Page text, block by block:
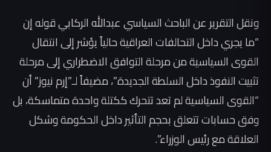
ونقل التقرير عن الباحث السياسي عبدالله الركابي قوله إن
“ما يجري داخل التحالفات العراقية حالياً يؤشر إلى انتقال
القوى السياسية من مرحلة التوافق الاضطراري إلى مرحلة
تثبيت النفوذ داخل السلطة الجديدة”، مضيفاً لـ”إرم نيوز” أن
“القوى السياسية لم تعد تتحرك ككتلة واحدة متماسكة، بل
وفق حسابات تتعلق بحجم التأثير داخل الحكومة وشكل
العلاقة مع رئيس الوزراء”.